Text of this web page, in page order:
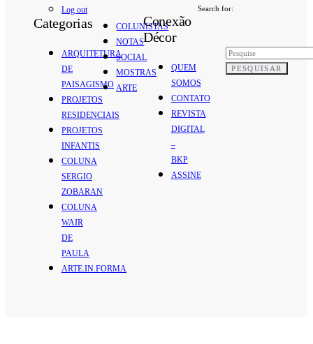
Log out
Categorias
ARQUITETURA
DE
PAISAGISMO
PROJETOS
RESIDENCIAIS
PROJETOS
INFANTIS
COLUNA
SERGIO
ZOBARAN
COLUNA
WAIR
DE
PAULA
ARTE.IN.FORMA
COLUNISTAS
NOTAS
SOCIAL
MOSTRAS
ARTE
Conexão
Décor
QUEM
SOMOS
CONTATO
REVISTA
DIGITAL
–
BKP
ASSINE
Search for:
PESQUISAR